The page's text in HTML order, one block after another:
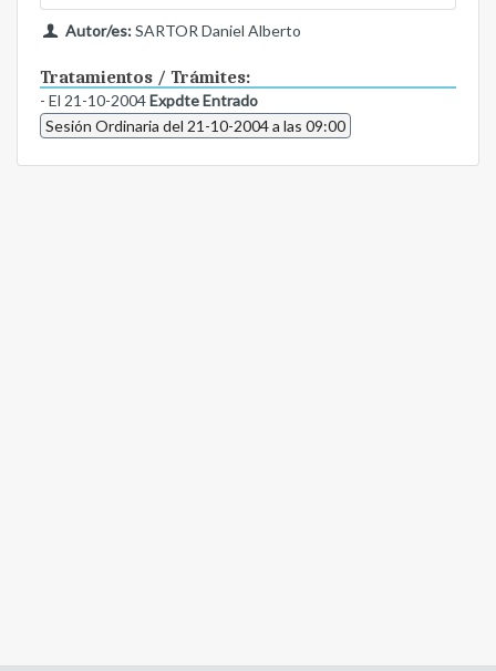
Autor/es:SARTOR Daniel Alberto
Tratamientos / Trámites:
- El 21-10-2004Expdte Entrado
Sesión Ordinaria del 21-10-2004 a las 09:00